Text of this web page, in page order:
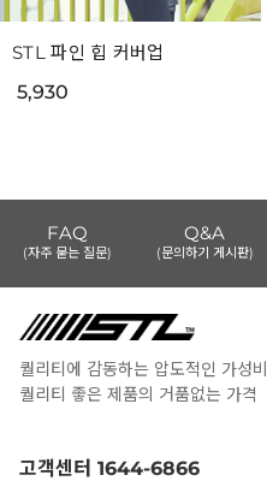
STL 파인 힙 커버업
5,930
FAQ
(자주 묻는 질문)
Q&A
(문의하기 게시판)
퀄리티에 감동하는 압도적인 가성비
퀄리티 좋은 제품의 거품없는 가격
고객센터 1644-6866